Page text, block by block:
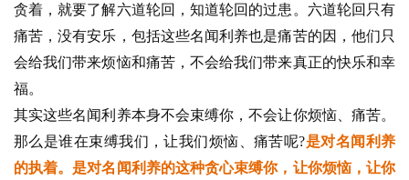
贪着，就要了解六道轮回，知道轮回的过患。六道轮回只有
痛苦，没有安乐，包括这些名闻利养也是痛苦的因，他们只
会给我们带来烦恼和痛苦，不会给我们带来真正的快乐和幸
福。
其实这些名闻利养本身不会束缚你，不会让你烦恼、痛苦。
那么是谁在束缚我们，让我们烦恼、痛苦呢?是对名闻利养
的执着。是对名闻利养的这种贪心束缚你，让你烦恼，让你